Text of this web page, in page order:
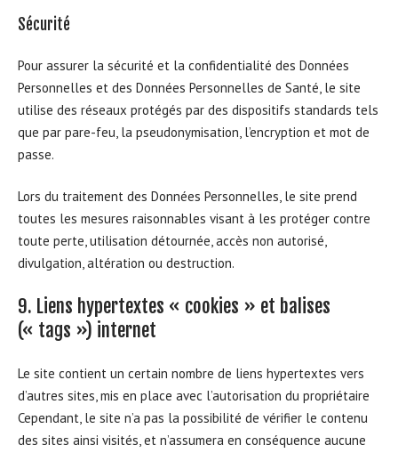
Sécurité
Pour assurer la sécurité et la confidentialité des Données
Personnelles et des Données Personnelles de Santé, le site
utilise des réseaux protégés par des dispositifs standards tels
que par pare-feu, la pseudonymisation, l’encryption et mot de
passe.
Lors du traitement des Données Personnelles, le site prend
toutes les mesures raisonnables visant à les protéger contre
toute perte, utilisation détournée, accès non autorisé,
divulgation, altération ou destruction.
9. Liens hypertextes « cookies » et balises
(« tags ») internet
Le site contient un certain nombre de liens hypertextes vers
d’autres sites, mis en place avec l’autorisation du propriétaire
Cependant, le site n’a pas la possibilité de vérifier le contenu
des sites ainsi visités, et n’assumera en conséquence aucune